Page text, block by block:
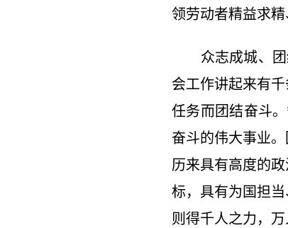
领劳动者精益求精
众志成城、团
会工作讲起来有
任务而团结奋斗
奋斗的伟大事业
历来具有高度的
标，具有为国担
则得千人之力，